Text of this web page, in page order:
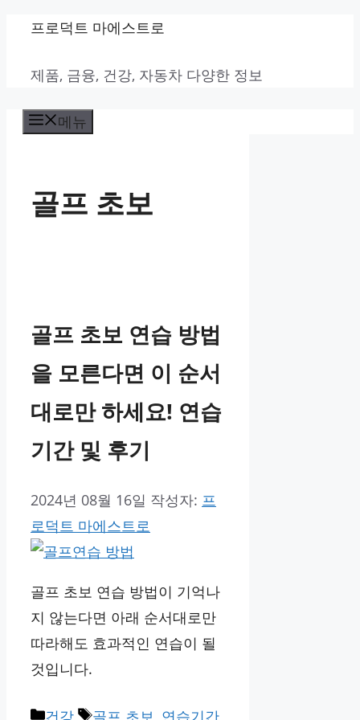
프로덕트 마에스트로
제품, 금융, 건강, 자동차 다양한 정보
메뉴
골프 초보
골프 초보 연습 방법
을 모른다면 이 순서
대로만 하세요! 연습
기간 및 후기
2024년 08월 16일 작성자: 프
로덕트 마에스트로
골프 초보 연습 방법이 기억나
지 않는다면 아래 순서대로만
따라해도 효과적인 연습이 될
것입니다.
카
건강 태
골프 초보 연습기간